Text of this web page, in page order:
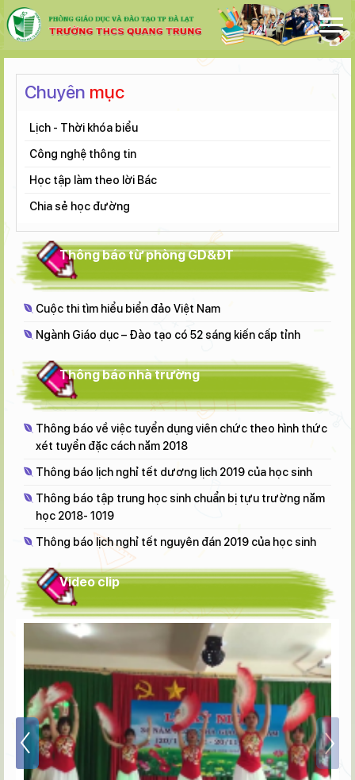
Chuyên mục
Lịch - Thời khóa biểu
Công nghệ thông tin
Học tập làm theo lời Bác
Chia sẻ học đường
Thông báo từ phòng GD&ĐT
Cuộc thi tìm hiểu biển đảo Việt Nam
Ngành Giáo dục – Đào tạo có 52 sáng kiến cấp tỉnh
Thông báo nhà trường
Thông báo về việc tuyển dụng viên chức theo hình thức
xét tuyển đặc cách năm 2018
Thông báo lịch nghỉ tết dương lịch 2019 của học sinh
Thông báo tập trung học sinh chuẩn bị tựu trường năm
học 2018- 1019
Thông báo lịch nghỉ tết nguyên đán 2019 của học sinh
Video clip